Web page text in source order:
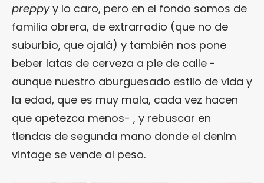
preppyy lo caro, pero en el fondo somos de
familia obrera, de extrarradio (que no de
suburbio, que ojalá) y también nos pone
beber latas de cerveza a pie de calle -
aunque nuestro aburguesado estilo de vida y
la edad, que es muy mala, cada vez hacen
que apetezca menos- , y rebuscar en
tiendas de segunda mano donde el denim
vintage se vende al peso.